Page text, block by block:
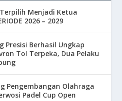
Terpilih Menjadi Ketua
2026 – 2029
Presisi Berhasil Ungkap
Tol Terpeka, Dua Pelaku
Pengembangan Olahraga
Padel Cup Open